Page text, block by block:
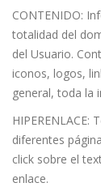
CONTENIDO:
totalidad del
del Usuario.
iconos, logos,
general, toda la
HIPERENLACE:
diferentes
click sobre el
enlace.